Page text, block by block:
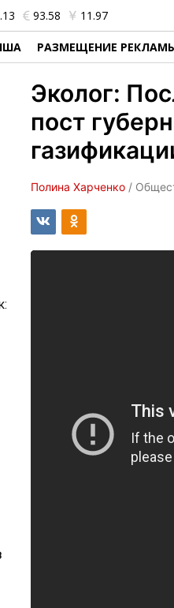
93.58 11.97
РАЗМЕЩЕНИЕ
Эколог:
пост
Полина Харченко /